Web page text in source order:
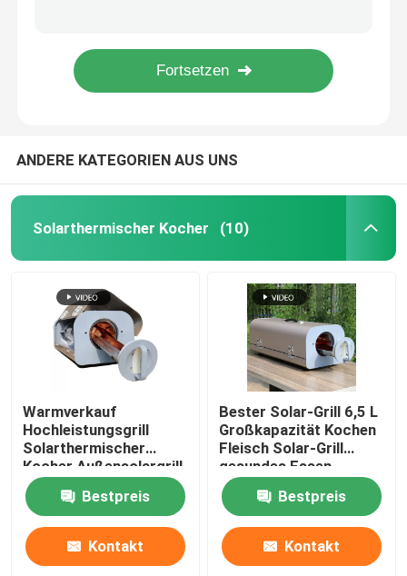
Solarthermische Vakuumröhre
Split-Solar-Wasserbereiter
Kompakter Solarwasserbereiter
Solarwasserbereiter ohne Tank
Sonnenkollektor des Flacheisens
Luftquelle Pufferbehälter
Heizpumpen aus Luftquelle
Luftwärmepumpe Wasserbereiter
ANDERE KATEGORIEN AUS UNS
Solarthermischer Kocher (10)
Warmverkauf
Hochleistungsgrill
Solarthermischer
Kocher Außensolargrill
Für Camping Made In
China
Bestpreis
Kontakt
Bester Solar-Grill 6,5 L
Großkapazität Kochen
Fleisch Solar-Grill
gesundes Essen
Kochen für den
amerikanischen Markt
Bestpreis
Kontakt